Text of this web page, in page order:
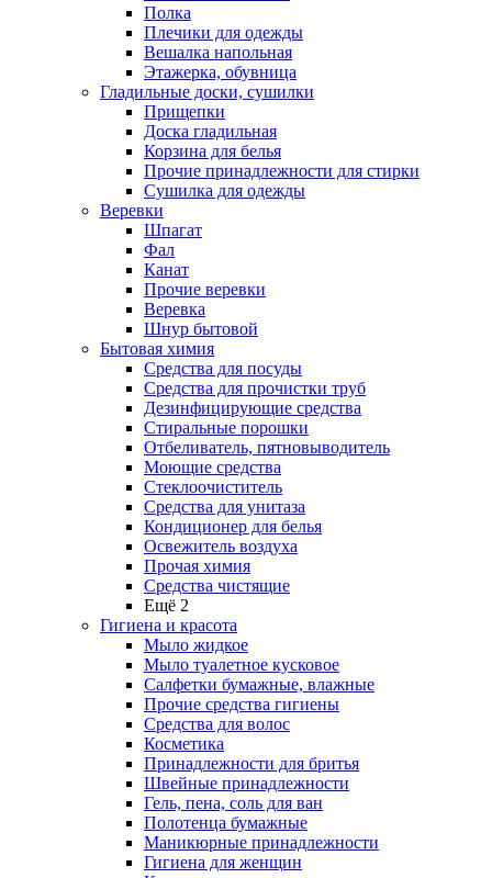
Полка
Плечики для одежды
Вешалка напольная
Этажерка, обувница
Гладильные доски, сушилки
Прищепки
Доска гладильная
Корзина для белья
Прочие принадлежности для стирки
Сушилка для одежды
Веревки
Шпагат
Фал
Канат
Прочие веревки
Веревка
Шнур бытовой
Бытовая химия
Средства для посуды
Средства для прочистки труб
Дезинфицирующие средства
Стиральные порошки
Отбеливатель, пятновыводитель
Моющие средства
Стеклоочиститель
Средства для унитаза
Кондиционер для белья
Освежитель воздуха
Прочая химия
Средства чистящие
Ещё 2
Гигиена и красота
Мыло жидкое
Мыло туалетное кусковое
Салфетки бумажные, влажные
Прочие средства гигиены
Средства для волос
Косметика
Принадлежности для бритья
Швейные принадлежности
Гель, пена, соль для ван
Полотенца бумажные
Маникюрные принадлежности
Гигиена для женщин